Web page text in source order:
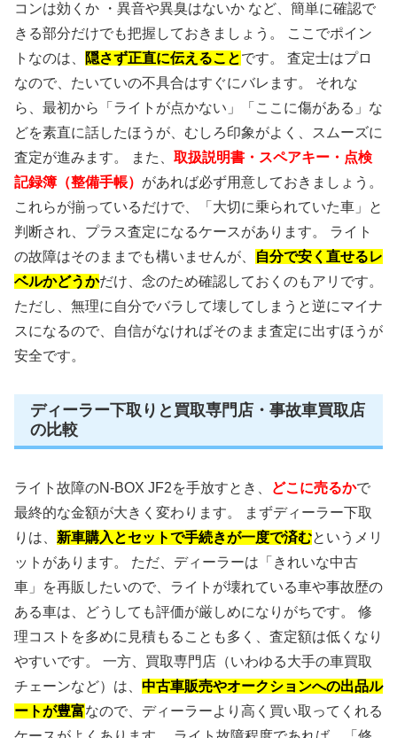
コンは効くか ・異音や異臭はないか など、簡単に確認で
きる部分だけでも把握しておきましょう。 ここでポイン
トなのは、
隠さず正直に伝えることです。 査定士はプロ
なので、たいていの不具合はすぐにバレます。 それな
ら、最初から「ライトが点かない」「ここに傷がある」な
どを素直に話したほうが、むしろ印象がよく、スムーズに
査定が進みます。 また、 取扱説明書・スペアキー・点検
記録簿（整備手帳） があれば必ず用意しておきましょう。
これらが揃っているだけで、「大切に乗られていた車」と
判断され、プラス査定になるケースがあります。 ライト
の故障はそのままでも構いませんが、
自分で安く直せるレ
ベルかどうかだけ、念のため確認しておくのもアリです。
ただし、無理に自分でバラして壊してしまうと逆にマイナ
スになるので、自信がなければそのまま査定に出すほうが
安全です。
ディーラー下取りと買取専門店・事故車買取店
の比較
ライト故障のN-BOX JF2を手放すとき、 どこに売るかで
最終的な金額が大きく変わります。 まずディーラー下取
りは、 新車購入とセットで手続きが一度で済むというメリ
ットがあります。 ただ、ディーラーは「きれいな中古
車」を再販したいので、ライトが壊れている車や事故歴の
ある車は、どうしても評価が厳しめになりがちです。 修
理コストを多めに見積もることも多く、査定額は低くなり
やすいです。 一方、買取専門店（いわゆる大手の車買取
チェーンなど）は、 中古車販売やオークションへの出品ル
ートが豊富なので、ディーラーより高く買い取ってくれる